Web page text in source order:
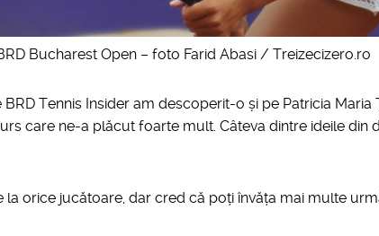
Bucharest Open – foto Farid Abasi / Treizecizero.ro
Tennis Insider am descoperit-o și pe Patricia
care ne-a plăcut foarte mult. Câteva dintre ideile din
la orice jucătoare, dar cred că poți învăța mai multe